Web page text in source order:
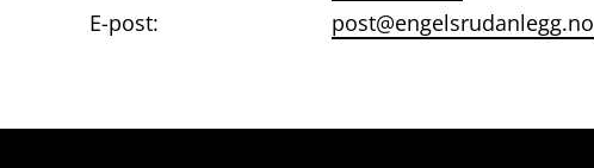
E-post:
post@engelsrudanlegg.no